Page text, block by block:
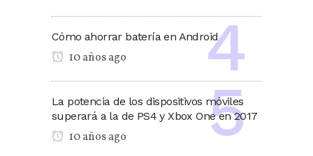
Cómo ahorrar batería en Android
10 años ago
La potencia de los dispositivos móviles
superará a la de PS4 y Xbox One en 2017
10 años ago